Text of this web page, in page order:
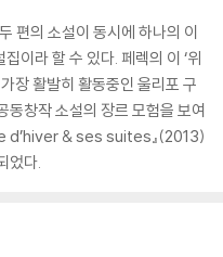
편의 소설이 동시에 하나의 이
이라 할 수 있다. 페렉의 이 ‘위
가장 활발히 활동중인 울리포 구
동창작 소설의 장르 모험을 보여
d’hiver & ses suites』(2013)
었다.